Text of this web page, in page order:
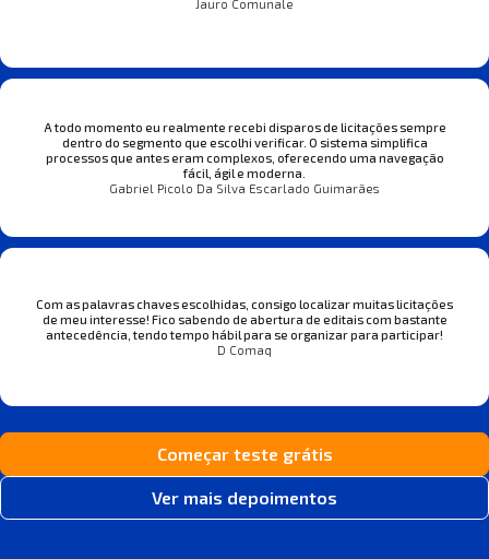
Jauro Comunale
A todo momento eu realmente recebi disparos de licitações sempre
dentro do segmento que escolhi verificar. O sistema simplifica
processos que antes eram complexos, oferecendo uma navegação
fácil, ágil e moderna.
Gabriel Picolo Da Silva Escarlado Guimarães
Com as palavras chaves escolhidas, consigo localizar muitas licitações
de meu interesse! Fico sabendo de abertura de editais com bastante
antecedência, tendo tempo hábil para se organizar para participar!
D Comaq
Começar teste grátis
Ver mais depoimentos